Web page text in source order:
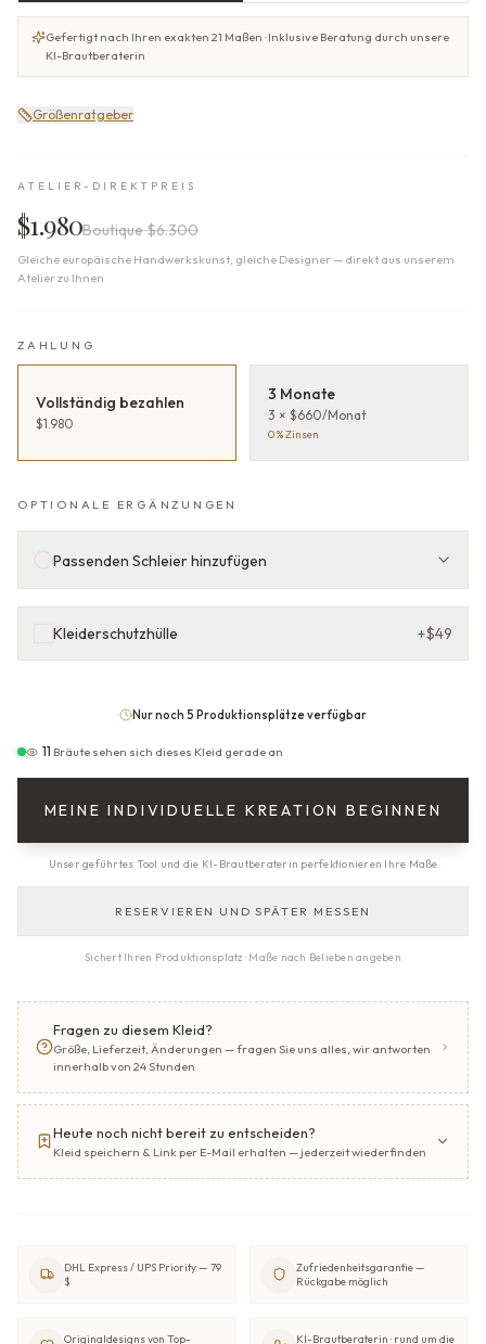
Gefertigt nach Ihren exakten 21 Maßen · Inklusive Beratung durch unsere
KI-Brautberaterin
Größenratgeber
ATELIER-DIREKTPREIS
$1.980Boutique$6.300
Gleiche europäische Handwerkskunst, gleiche Designer — direkt aus unserem
Atelier zu Ihnen
ZAHLUNG
Vollständig bezahlen
$1.980
3 Monate
3 × $660/Monat
0 % Zinsen
OPTIONALE ERGÄNZUNGEN
Passenden Schleier hinzufügen
Kleiderschutzhülle +$49
Nur noch 5 Produktionsplätze verfügbar
11 Bräute sehen sich dieses Kleid gerade an
MEINE INDIVIDUELLE KREATION BEGINNEN
Unser geführtes Tool und die KI-Brautberaterin perfektionieren Ihre Maße
RESERVIEREN UND SPÄTER MESSEN
Sichert Ihren Produktionsplatz · Maße nach Belieben angeben
Fragen zu diesem Kleid?
Größe, Lieferzeit, Änderungen — fragen Sie uns alles, wir antworten
innerhalb von 24 Stunden
Heute noch nicht bereit zu entscheiden?
Kleid speichern & Link per E-Mail erhalten — jederzeit wiederfinden
DHL Express / UPS Priority — 79
$
Zufriedenheitsgarantie —
Rückgabe möglich
Originaldesigns von Top- KI-Brautberaterin · rund um die